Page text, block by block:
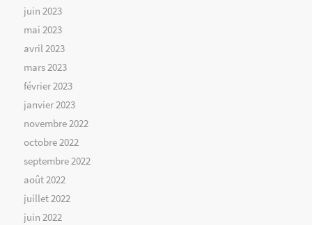
juin 2023
mai 2023
avril 2023
mars 2023
février 2023
janvier 2023
novembre 2022
octobre 2022
septembre 2022
août 2022
juillet 2022
juin 2022